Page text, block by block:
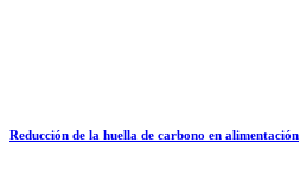
Reducción de la huella de carbono en alimentación